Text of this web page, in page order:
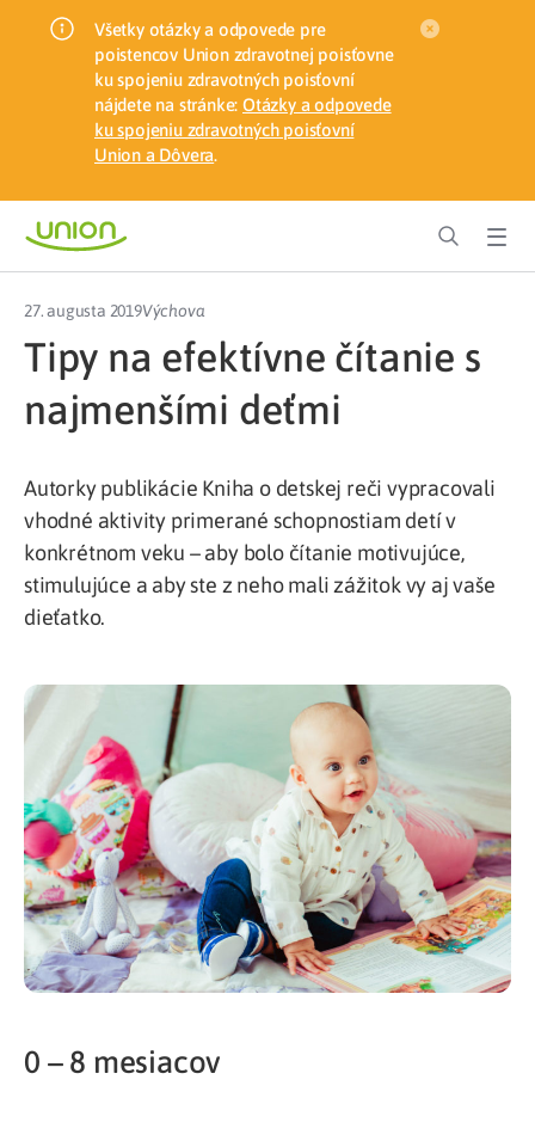
Všetky otázky a odpovede pre
poistencov Union zdravotnej poisťovne
ku spojeniu zdravotných poisťovní
nájdete na stránke: Otázky a odpovede
ku spojeniu zdravotných poisťovní
Union a Dôvera.
27. augusta 2019Výchova
Tipy na efektívne čítanie s
najmenšími deťmi
Autorky publikácie Kniha o detskej reči vypracovali
vhodné aktivity primerané schopnostiam detí v
konkrétnom veku – aby bolo čítanie motivujúce,
stimulujúce a aby ste z neho mali zážitok vy aj vaše
dieťatko.
0 – 8 mesiacov